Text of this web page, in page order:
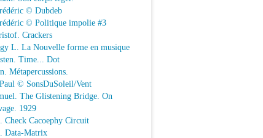
© Dubdeb
© Politique impolie #3
Crackers
L. La Nouvelle forme en musique
Time... Dot
Métapercussions.
© SonsDuSoleil/Vent
The Glistening Bridge. On
1929
Check Cacoephy Circuit
Data-Matrix